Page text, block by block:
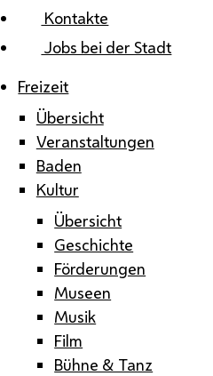
Kontakte
Jobs bei der Stadt
Freizeit
Übersicht
Veranstaltungen
Baden
Kultur
Übersicht
Geschichte
Förderungen
Museen
Musik
Film
Bühne & Tanz